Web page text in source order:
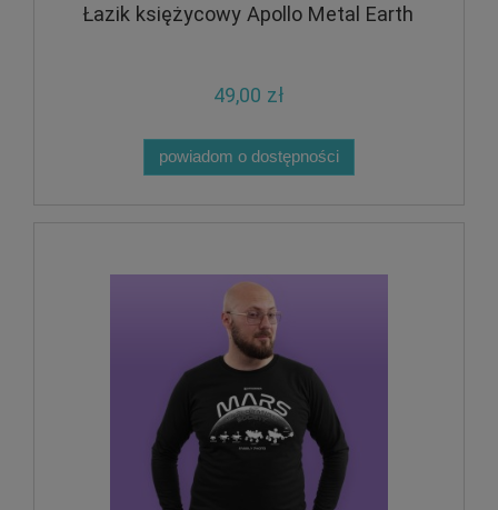
Łazik księżycowy Apollo Metal Earth
49,00 zł
powiadom o dostępności